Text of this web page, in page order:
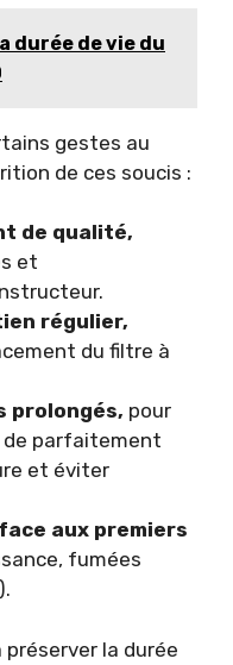
durée de vie du
gestes au
de ces soucis :
de qualité,
et
régulier,
du filtre à
prolongés, pour
parfaitement
et éviter
aux premiers
fumées
la durée